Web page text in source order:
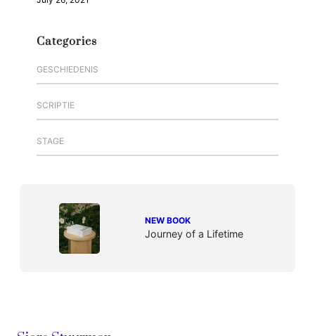
Categories
GESCHIEDENIS
SCRIPTIE
STAGE
NEW BOOK
Journey of a Lifetime